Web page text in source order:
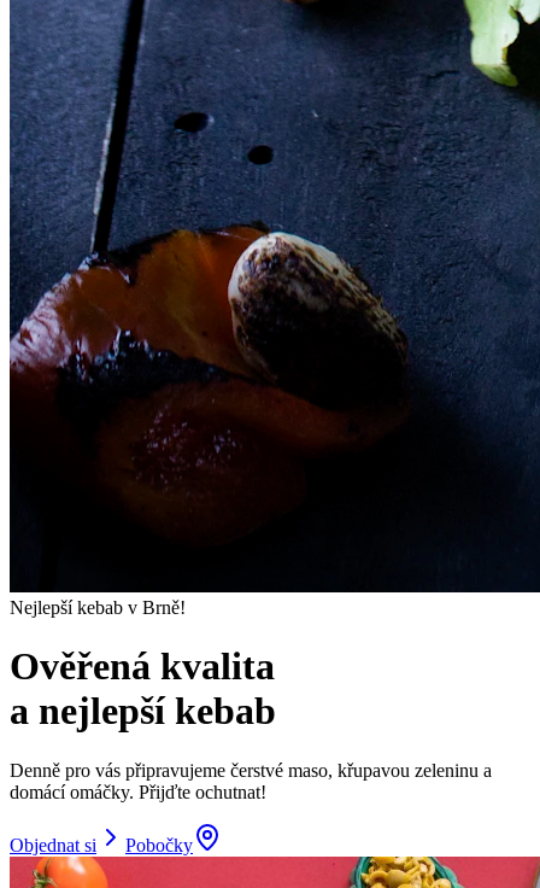
Nejlepší kebab v Brně!
Ověřená kvalita
a nejlepší kebab
Denně pro vás připravujeme čerstvé maso, křupavou zeleninu a
domácí omáčky. Přijďte ochutnat!
Objednat si Pobočky